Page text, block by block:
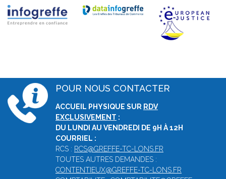
POUR NOUS CONTACTER
ACCUEIL PHYSIQUE SUR RDV
EXCLUSIVEMENT :
DU LUNDI AU VENDREDI DE 9H À 12H
COURRIEL :
RCS : RCS@GREFFE-TC-LONS.FR
TOUTES AUTRES DEMANDES :
CONTENTIEUX@GREFFE-TC-LONS.FR